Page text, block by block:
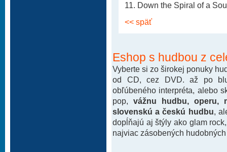
11. Down the Spiral of a
<< späť
Eshop s hudbou z
Vyberte si zo širokej ponuky
od CD, cez DVD. až po
obľúbeného interpréta, alebo
pop, vážnu hudbu, operu,
slovenskú a českú hudbu ,
dopĺňajú aj štýly ako glam
najviac zásobených